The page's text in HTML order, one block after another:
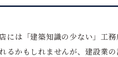
は「建築知識の少ない」工務
るかもしれませんが、建設業